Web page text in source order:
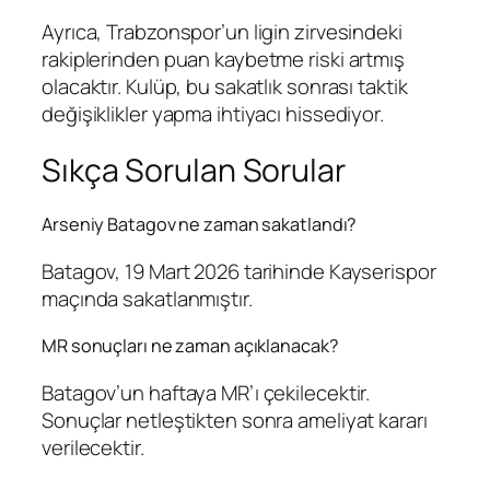
Ayrıca, Trabzonspor’un ligin zirvesindeki
rakiplerinden puan kaybetme riski artmış
olacaktır. Kulüp, bu sakatlık sonrası taktik
değişiklikler yapma ihtiyacı hissediyor.
Sıkça Sorulan Sorular
Arseniy Batagov ne zaman sakatlandı?
Batagov, 19 Mart 2026 tarihinde Kayserispor
maçında sakatlanmıştır.
MR sonuçları ne zaman açıklanacak?
Batagov’un haftaya MR’ı çekilecektir.
Sonuçlar netleştikten sonra ameliyat kararı
verilecektir.